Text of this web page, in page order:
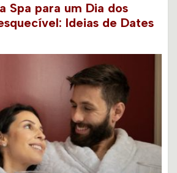
Spa para um Dia dos
Ideias de Dates